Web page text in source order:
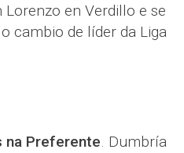
en Verdillo e se
cambio de líder da Liga
na Preferente. Dumbría